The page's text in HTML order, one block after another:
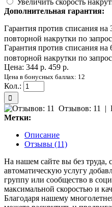
Увеличить скорость
Дополнительная гарантия:
Гарантия против списания на
повторной накрутки по
Гарантия против списания на
повторной накрутки по
Цена: 344 р. 459 р.
Цена в бонусных баллах: 12
Кол.:
Отзывов: 11 |
Метки:
Описание
Отзывы (11)
На нашем сайте вы без труда,
автоматическую услугу
группу или сообщество в
максимальной скоростью и
Благодаря нашему